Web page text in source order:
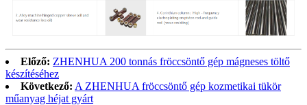
Előző: ZHENHUA 200 tonnás fröccsöntő gép mágneses töltő
készítéséhez
Következő: A ZHENHUA fröccsöntő gép kozmetikai tükör
műanyag héjat gyárt